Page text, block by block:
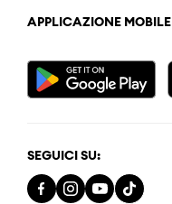
APPLICAZIONE MOBILE
SEGUICI SU: